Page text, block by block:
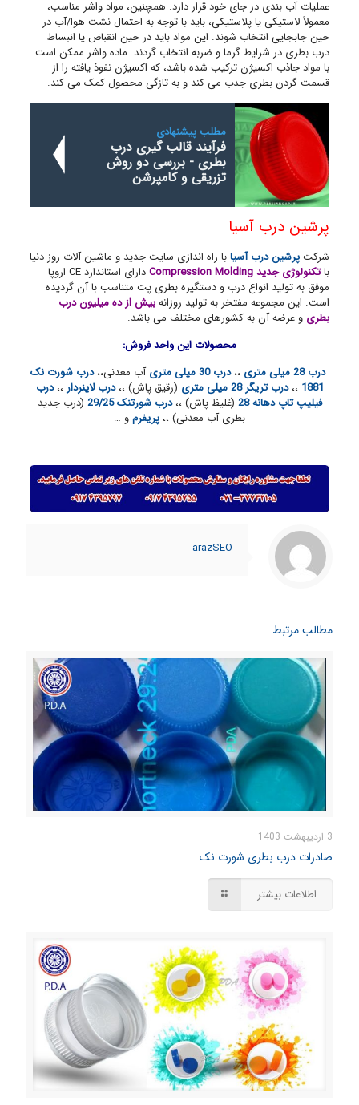
عملیات آب بندی در جای خود قرار دارد. همچنین، مواد واشر مناسب،
معمولاً لاستیکی یا پلاستیکی، باید با توجه به احتمال نشت هوا/آب در
حین جابجایی انتخاب شوند. این مواد باید در حین انقباض یا انبساط
درب بطری در شرایط گرما و ضربه انتخاب گردند. ماده واشر ممکن است
با مواد جاذب اکسیژن ترکیب شده باشد، که اکسیژن نفوذ یافته را از
قسمت گردن بطری جذب می کند و به تازگی محصول کمک می کند.
مطلب پیشنهادی
فرآیند قالب گیری درب
بطری - بررسی دو روش
تزریقی و کامپرشن
پرشین درب آسیا
شرکتپرشین درب آسیابا راه اندازی سایت جدید و ماشین آلات روز دنیا
باتکنولوژی جدید Compression Molding
دارای استاندارد CE اروپا
موفق به تولید انواع درب و دستگیره بطری پت متناسب با آن گردیده
است. این مجموعه مفتخر به تولید روزانهبیش از ده میلیون درب
بطری و عرضه آن به کشورهای مختلف می باشد.
محصولات این واحد فروش:
درب 28 میلی متری
،،درب 30 میلی متری آب معدنی،،درب شورت نک
1881 ،،درب تریگر 28 میلی متری (رقیق پاش) ،،درب لاینردار ،،درب
فیلیپ تاپ دهانه 28
(غلیظ پاش) ،، درب شورتنک 29/25
(درب جدید
بطری آب معدنی) ،، پریفرمو …
arazSEO
مطالب مرتبط
3 اردیبهشت 1403
صادرات درب بطری شورت نک
اطلاعات بیشتر